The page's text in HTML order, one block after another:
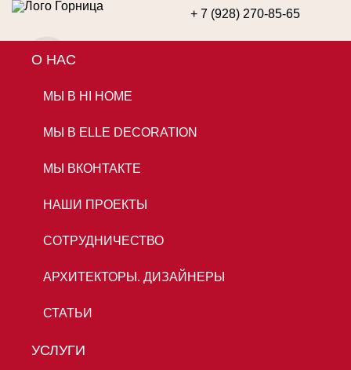
+ 7 (928) 270-85-65
О НАС
МЫ В HI HOME
МЫ В ELLE DECORATION
МЫ ВКОНТАКТЕ
НАШИ ПРОЕКТЫ
СОТРУДНИЧЕСТВО
АРХИТЕКТОРЫ. ДИЗАЙНЕРЫ
СТАТЬИ
УСЛУГИ